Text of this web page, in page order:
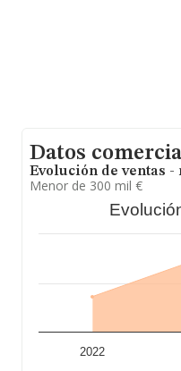
Datos
Evolución de ventas
Menor de 300 mil €
2022